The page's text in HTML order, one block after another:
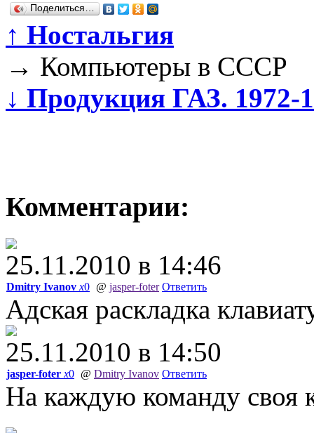
Поделиться…
↑ Ностальгия
→ Компьютеры в СССР
↓ Продукция ГАЗ. 1972-
Комментарии:
25.11.2010 в 14:46
Dmitry Ivanov x0 @ jasper-foter Ответить
Адская раскладка
25.11.2010 в 14:50
jasper-foter x0 @ Dmitry Ivanov Ответить
На каждую команду своя